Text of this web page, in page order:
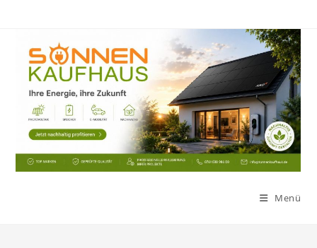
Menü